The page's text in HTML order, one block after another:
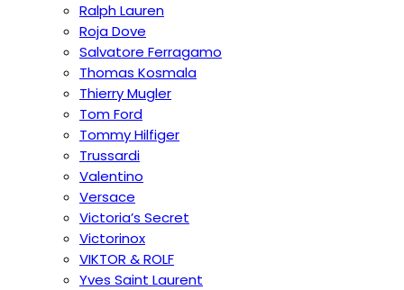
Ralph Lauren
Roja Dove
Salvatore Ferragamo
Thomas Kosmala
Thierry Mugler
Tom Ford
Tommy Hilfiger
Trussardi
Valentino
Versace
Victoria’s Secret
Victorinox
VIKTOR & ROLF
Yves Saint Laurent